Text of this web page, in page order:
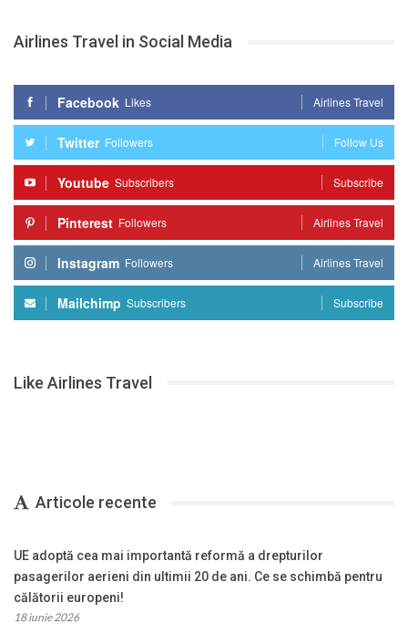
Airlines Travel in Social Media
Facebook Likes Airlines Travel
Twitter Followers Follow Us
Youtube Subscribers Subscribe
Pinterest Followers Airlines Travel
Instagram Followers Airlines Travel
Mailchimp Subscribers Subscribe
Like Airlines Travel
Articole recente
UE adoptă cea mai importantă reformă a drepturilor
pasagerilor aerieni din ultimii 20 de ani. Ce se schimbă pentru
călătorii europeni!
18 iunie 2026